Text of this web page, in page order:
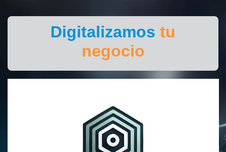
Digitalizamos tu
negocio
Entrar a